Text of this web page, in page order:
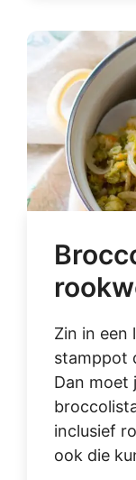
Zin in een
stamppot
Dan moet
inclusief
ook die